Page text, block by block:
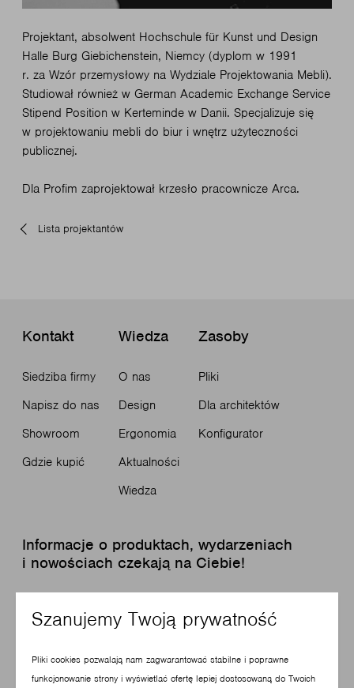
Projektant, absolwent Hochschule für Kunst und Design
Halle Burg Giebichenstein, Niemcy (dyplom w 1991
r. za Wzór przemysłowy na Wydziale Projektowania Mebli).
Studiował również w German Academic Exchange Service
Stipend Position w Kerteminde w Danii. Specjalizuje się
w projektowaniu mebli do biur i wnętrz użyteczności
publicznej.
Dla Profim zaprojektował krzesło pracownicze Arca.
Lista projektantów
Kontakt
Siedziba firmy
Napisz do nas
Showroom
Gdzie kupić
Wiedza
O nas
Design
Ergonomia
Aktualności
Wiedza
Zasoby
Pliki
Dla architektów
Konfigurator
Informacje o produktach, wydarzeniach
i nowościach czekają na Ciebie!
Zapisz się do newslettera
Szanujemy Twoją prywatność
Pliki cookies pozwalają nam zagwarantować stabilne i poprawne
funkcjonowanie strony i wyświetlać ofertę lepiej dostosowaną do Twoich